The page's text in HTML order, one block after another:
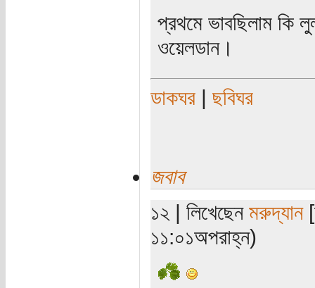
প্রথমে ভাবছিলাম কি
ওয়েলডান।
ডাকঘর| ছবিঘর
জবাব
১২ | লিখেছেন মরুদ্যান
১১:০১অপরাহ্ন)